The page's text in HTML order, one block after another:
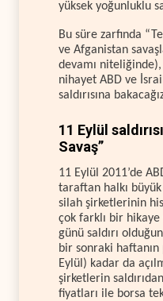
yüksek yoğunluklu
Bu süre zarfında
ve Afganistan
devamı niteliğinde),
nihayet ABD ve
saldırısına
11 Eylül
Savaş”
11 Eylül 2011’de
taraftan halkı
silah şirketlerinin
çok farklı bir hikaye
günü saldırı
bir sonraki
Eylül) kadar da
şirketlerin
fiyatları ile borsa